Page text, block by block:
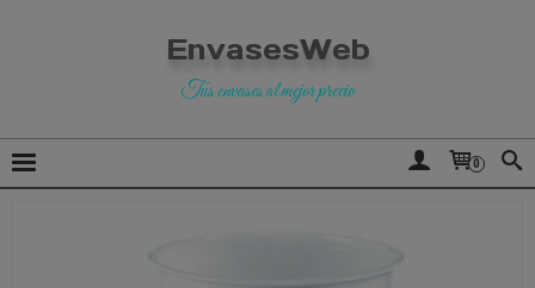
EnvasesWeb
Tus envases al mejor precio
0